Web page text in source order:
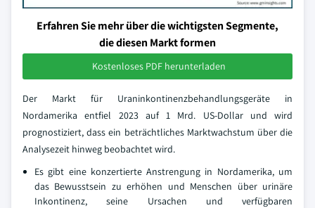
Erfahren Sie mehr über die wichtigsten Segmente,
die diesen Markt formen
Kostenloses PDF herunterladen
Der Markt für Uraninkontinenzbehandlungsgeräte in
Nordamerika entfiel 2023 auf 1 Mrd. US-Dollar und wird
prognostiziert, dass ein beträchtliches Marktwachstum über die
Analysezeit hinweg beobachtet wird.
Es gibt eine konzertierte Anstrengung in Nordamerika, um
das Bewusstsein zu erhöhen und Menschen über urinäre
Inkontinenz, seine Ursachen und verfügbaren